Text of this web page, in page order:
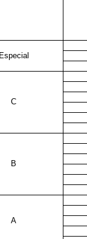
Especial
C
B
A